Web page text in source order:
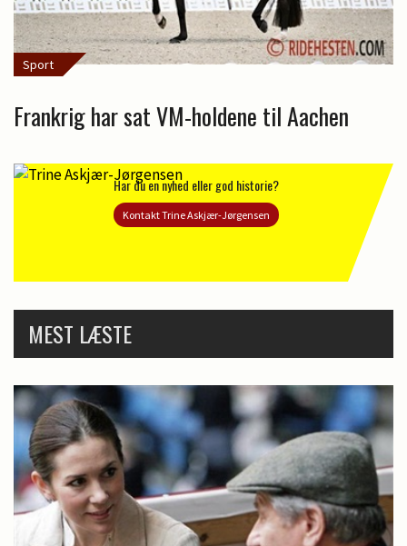
Sport
Frankrig har sat VM-holdene til Aachen
Har du en nyhed eller god historie?
Kontakt Trine Askjær-Jørgensen
MEST LÆSTE